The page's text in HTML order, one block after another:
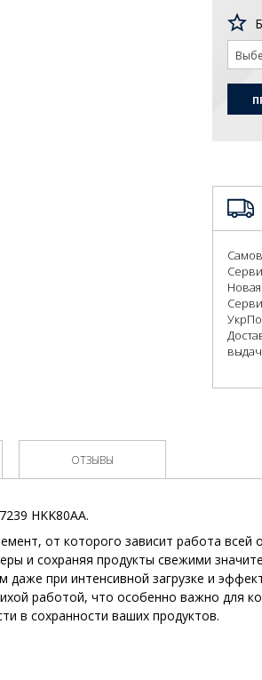
HKK80AA.
от которого зависит работа
и сохраняя продукты свежими
при интенсивной загрузке и
работой, что особенно важно для
в сохранности ваших продуктов.
ОТЗЫВЫ